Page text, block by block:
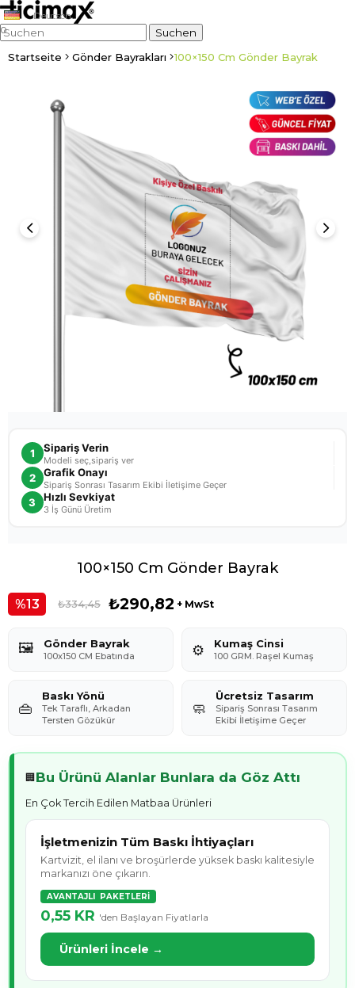
Deutsch
0
Startseite Gönder Bayrakları 100×150 Cm Gönder Bayrak
1 Sipariş Verin
Modeli seç,sipariş ver
2 Grafik Onayı
Sipariş Sonrası Tasarım Ekibi İletişime Geçer
3 Hızlı Sevkiyat
3 İş Günü Üretim
100×150 Cm Gönder Bayrak
13 ₺334,45 ₺290,82 + MwSt
🖼️ Gönder Bayrak
100x150 CM Ebatında ⚙️ Kumaş Cinsi
100 GRM. Raşel Kumaş
👜
Baskı Yönü
Tek Taraflı, Arkadan
Tersten Gözükür
🧼
Ücretsiz Tasarım
Sipariş Sonrası Tasarım
Ekibi İletişime Geçer
🏢Bu Ürünü Alanlar Bunlara da Göz Attı
En Çok Tercih Edilen Matbaa Ürünleri
İşletmenizin Tüm Baskı İhtiyaçları
Kartvizit, el ilanı ve broşürlerde yüksek baskı kalitesiyle
markanızı öne çıkarın.
AVANTAJLI PAKETLERİ
0,55 KR 'den Başlayan Fiyatlarla
Ürünleri İncele →